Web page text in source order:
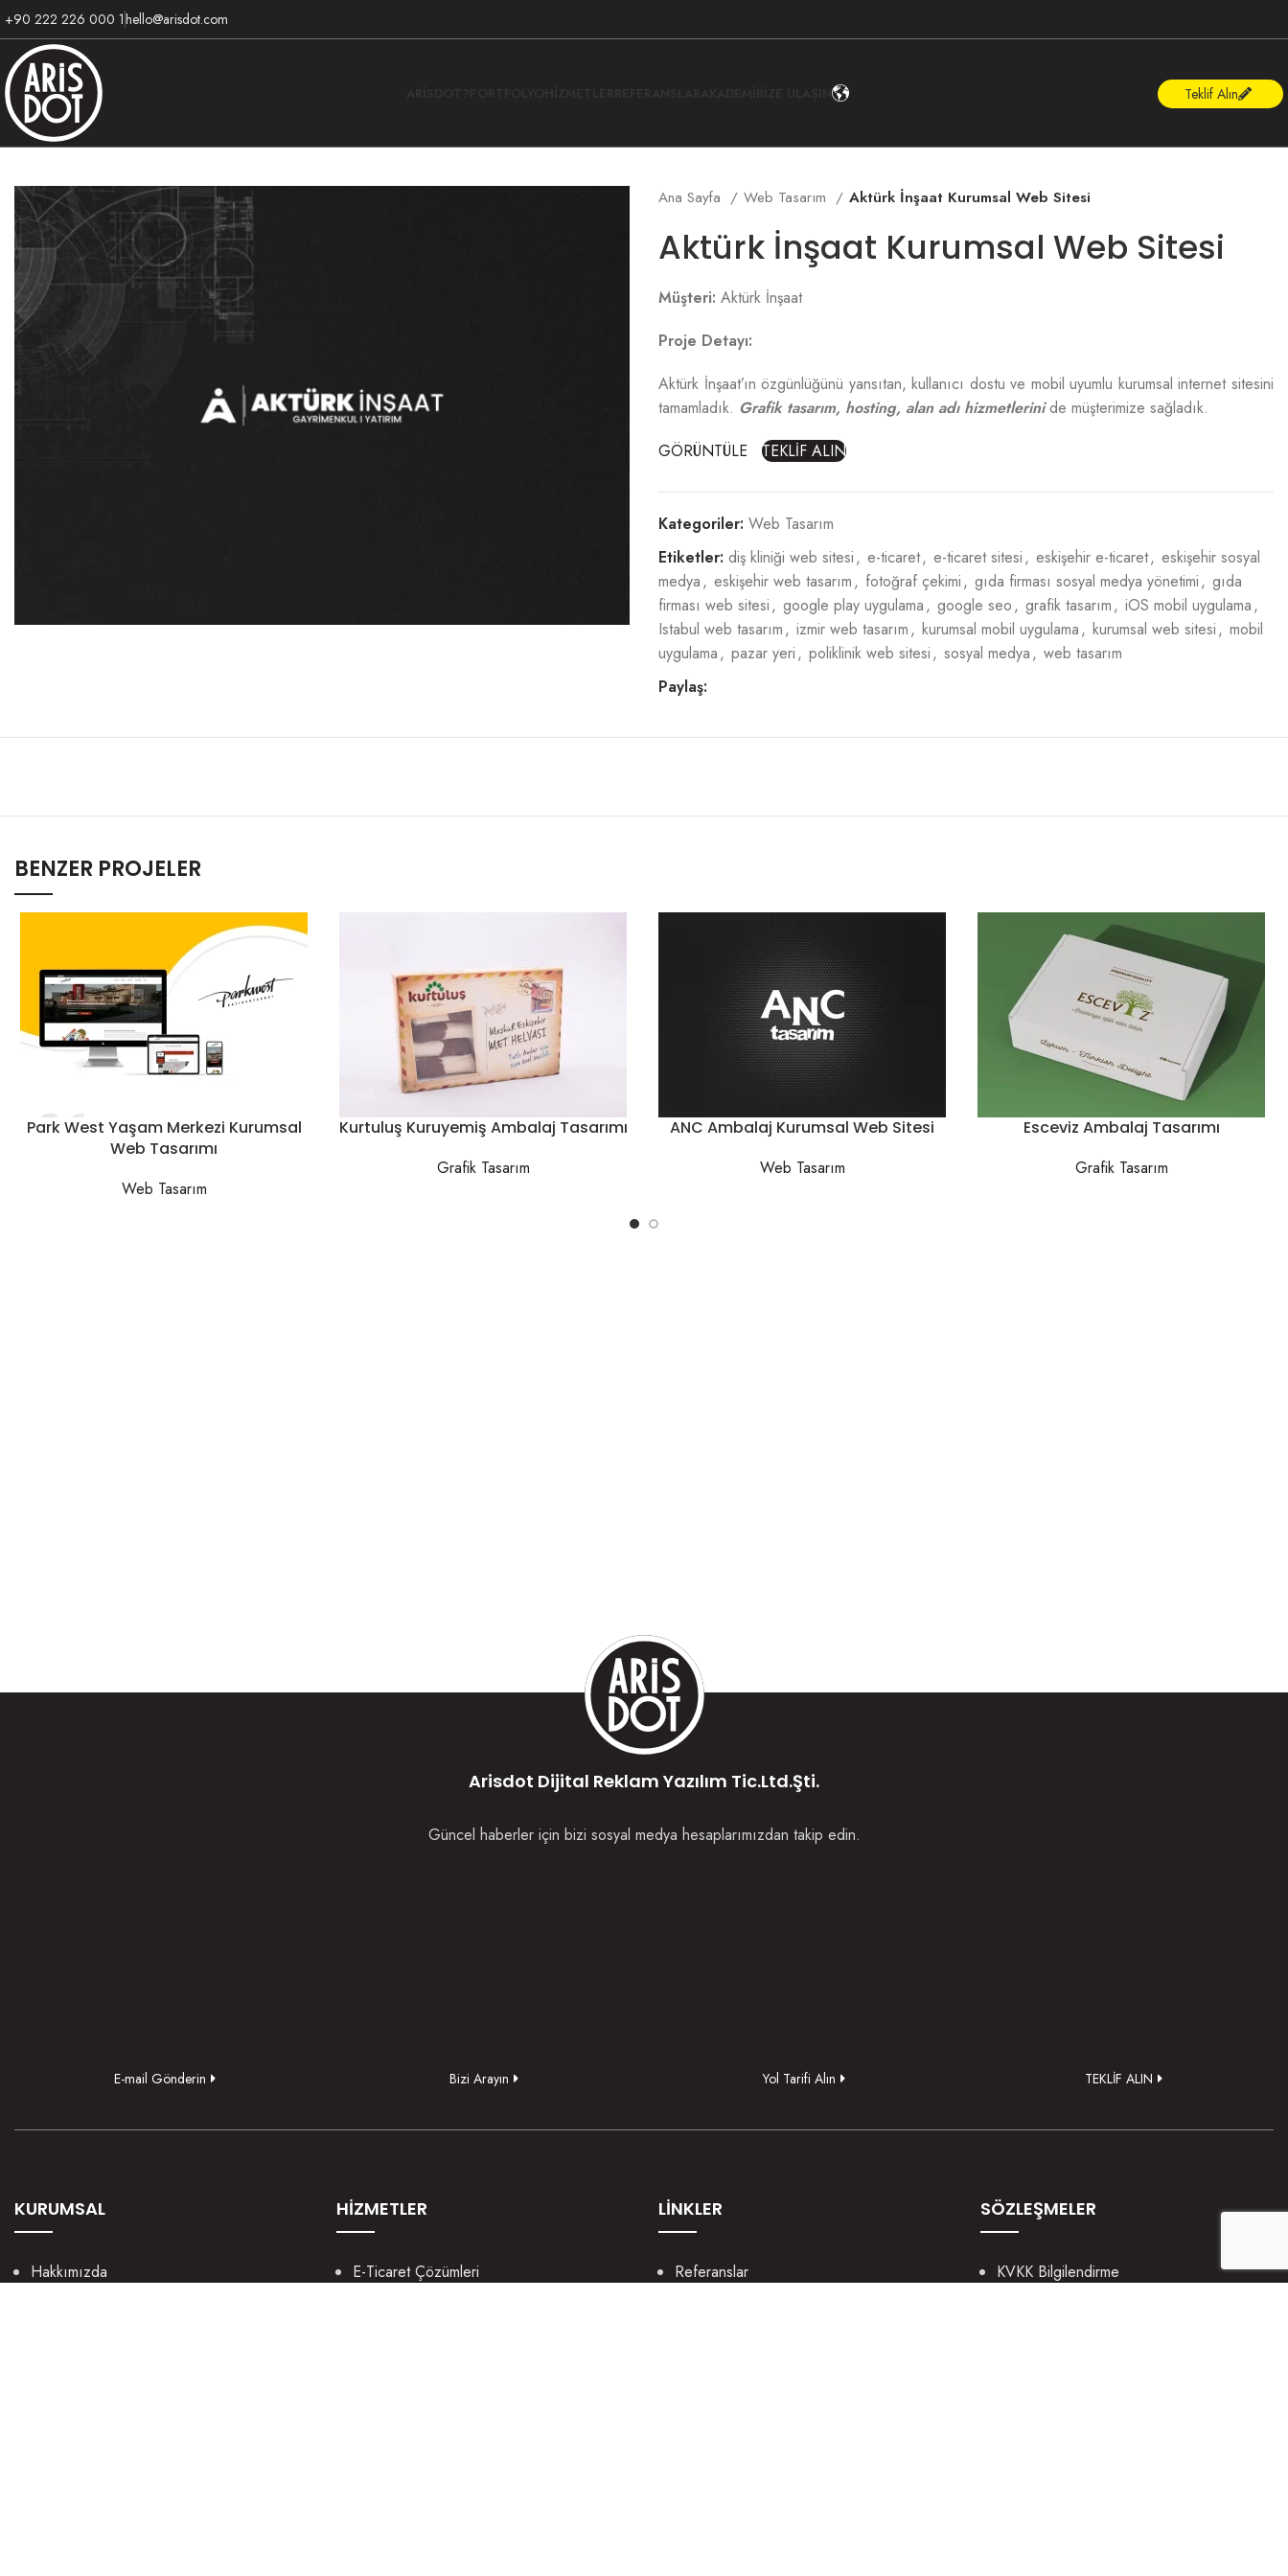
+90 222 226 000 1hello@arisdot.com
Teklif Alın
Ana Sayfa Web Tasarım Aktürk İnşaat Kurumsal Web Sitesi
Aktürk İnşaat Kurumsal Web Sitesi
Müşteri: Aktürk İnşaat
Proje Detayı:
Aktürk İnşaat’ın özgünlüğünü yansıtan, kullanıcı dostu ve mobil uyumlu kurumsal internet sitesini
tamamladık. Grafik tasarım, hosting, alan adı hizmetlerinide müşterimize sağladık.
GÖRÜNTÜLE
TEKLİF ALIN
Kategoriler: Web Tasarım
Etiketler: diş kliniği web sitesi, e-ticaret, e-ticaret sitesi, eskişehir e-ticaret, eskişehir sosyal
medya, eskişehir web tasarım, fotoğraf çekimi, gıda firması sosyal medya yönetimi, gıda
firması web sitesi, google play uygulama, google seo, grafik tasarım, iOS mobil uygulama,
Istabul web tasarım, izmir web tasarım, kurumsal mobil uygulama, kurumsal web sitesi, mobil
uygulama, pazar yeri, poliklinik web sitesi, sosyal medya, web tasarım
Paylaş:
BENZER PROJELER
Park West Yaşam Merkezi Kurumsal
Web Tasarımı
Web Tasarım
Kurtuluş Kuruyemiş Ambalaj Tasarımı
Grafik Tasarım
ANC Ambalaj Kurumsal Web Sitesi
Web Tasarım
Esceviz Ambalaj Tasarımı
Grafik Tasarım
Arisdot Dijital Reklam Yazılım Tic.Ltd.Şti.
Güncel haberler için bizi sosyal medya hesaplarımızdan takip edin.
E-mail Gönderin Bizi Arayın Yol Tarifi Alın TEKLİF ALIN
KURUMSAL
Hakkımızda
HİZMETLER
E-Ticaret Çözümleri
LİNKLER
Referanslar
SÖZLEŞMELER
KVKK Bilgilendirme